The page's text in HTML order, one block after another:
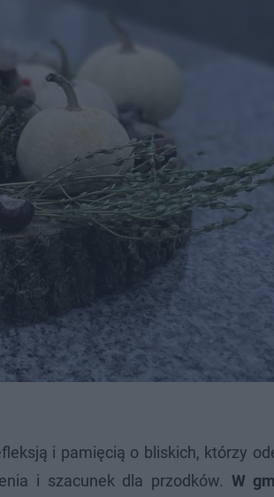
i pamięcią o bliskich, którzy
i szacunek dla przodków. W